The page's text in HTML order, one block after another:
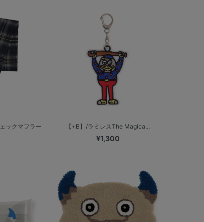
ックマフラー 【+B】/ラミレスThe Magica...
¥1,300